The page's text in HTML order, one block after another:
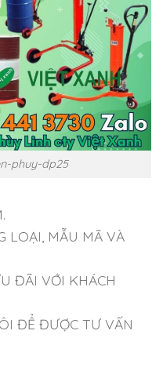
phuy-dp25
LOẠI, MẪU MÃ VÀ
ĐÃI VỚI KHÁCH
ĐỂ ĐƯỢC TƯ VẤN